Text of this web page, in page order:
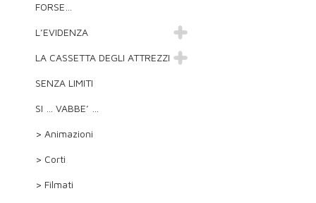
FORSE…
L’EVIDENZA
LA CASSETTA DEGLI ATTREZZI
SENZA LIMITI
SI … VABBE’ …
> Animazioni
> Corti
> Filmati